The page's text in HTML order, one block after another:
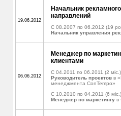
19.06.2012
Начальник
направлений
C 08.2007 по 06.2012 (19
Начальник управления
06.06.2012
Менеджер по
клиентами
C 04.2011 по 06.2011 (2 міс.)
Руководитель проектов в
менеджмента ConTempo»
C 10.2010 по 04.2011 (6 міс.)
Менеджер по маркетингу в